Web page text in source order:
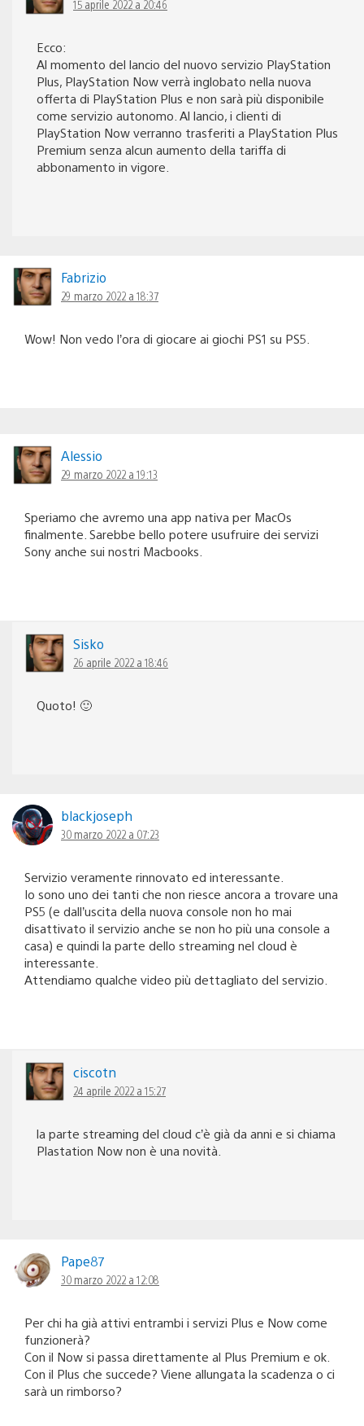
15 aprile 2022 a 20:46
Ecco:
Al momento del lancio del nuovo servizio PlayStation
Plus, PlayStation Now verrà inglobato nella nuova
offerta di PlayStation Plus e non sarà più disponibile
come servizio autonomo. Al lancio, i clienti di
PlayStation Now verranno trasferiti a PlayStation Plus
Premium senza alcun aumento della tariffa di
abbonamento in vigore.
Fabrizio
29 marzo 2022 a 18:37
Wow! Non vedo l’ora di giocare ai giochi PS1 su PS5.
Alessio
29 marzo 2022 a 19:13
Speriamo che avremo una app nativa per MacOs
finalmente. Sarebbe bello potere usufruire dei servizi
Sony anche sui nostri Macbooks.
Sisko
26 aprile 2022 a 18:46
Quoto! 🙂
blackjoseph
30 marzo 2022 a 07:23
Servizio veramente rinnovato ed interessante.
Io sono uno dei tanti che non riesce ancora a trovare una
PS5 (e dall’uscita della nuova console non ho mai
disattivato il servizio anche se non ho più una console a
casa) e quindi la parte dello streaming nel cloud è
interessante.
Attendiamo qualche video più dettagliato del servizio.
ciscotn
24 aprile 2022 a 15:27
la parte streaming del cloud c’è già da anni e si chiama
Plastation Now non è una novità.
Pape87
30 marzo 2022 a 12:08
Per chi ha già attivi entrambi i servizi Plus e Now come
funzionerà?
Con il Now si passa direttamente al Plus Premium e ok.
Con il Plus che succede? Viene allungata la scadenza o ci
sarà un rimborso?